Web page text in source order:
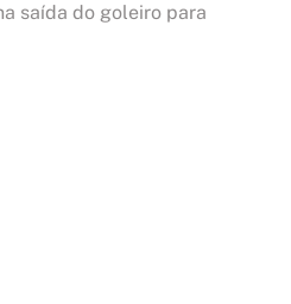
saída do goleiro para